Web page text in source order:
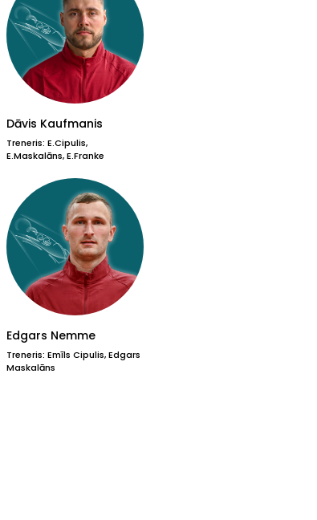
Dāvis Kaufmanis
Treneris: E.Cipulis,
E.Maskalāns, E.Franke
Edgars Nemme
Treneris: Emīls Cipulis, Edgars
Maskalāns